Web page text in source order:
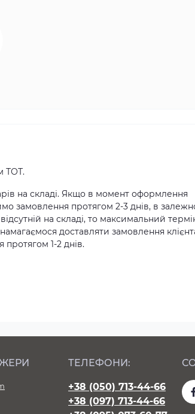
ТОТ.
на складі. Якщо в момент оформлення
замовлення протягом 2-3 днів, в
на складі, то максимальний
доставляти замовлення
протягом 1-2 днів.
ТЕЛЕФОНИ:
+38 (050) 713-44-66
+38 (097) 713-44-66